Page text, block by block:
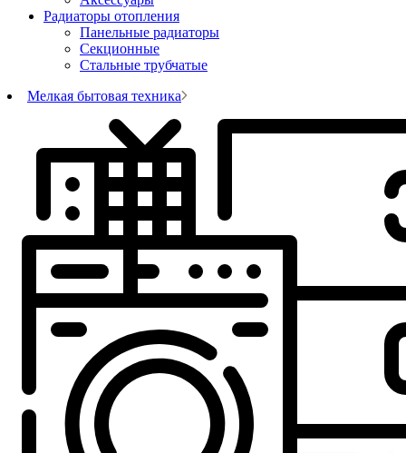
Радиаторы отопления
Панельные радиаторы
Секционные
Стальные трубчатые
Мелкая бытовая техника